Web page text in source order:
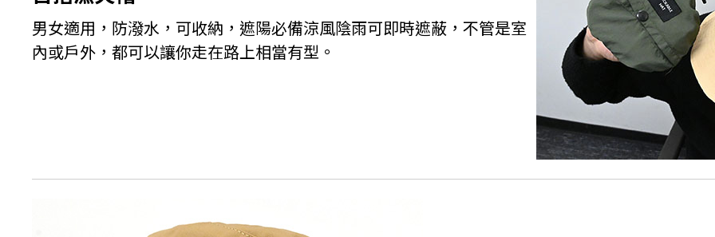
男女適用，防潑水，可收納，遮陽必備涼風陰雨可即時遮蔽，不管是室
內或戶外，都可以讓你走在路上相當有型。